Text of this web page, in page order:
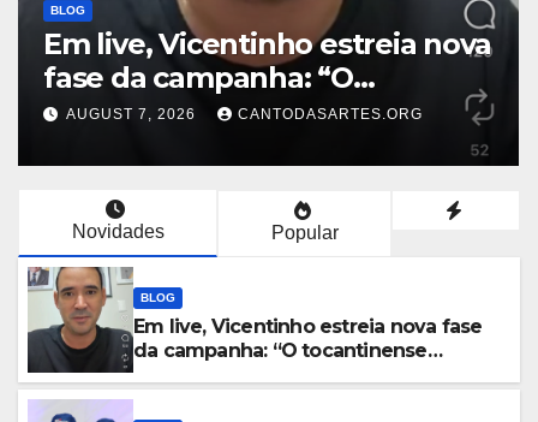
BLOG
Em live, Vicentinho estreia nova
fase da campanha: “O
tocantinense merece comparar
AUGUST 7, 2026 CANTODASARTES.ORG
Novidades Popular
BLOG
Em live, Vicentinho estreia nova fase
da campanha: “O tocantinense